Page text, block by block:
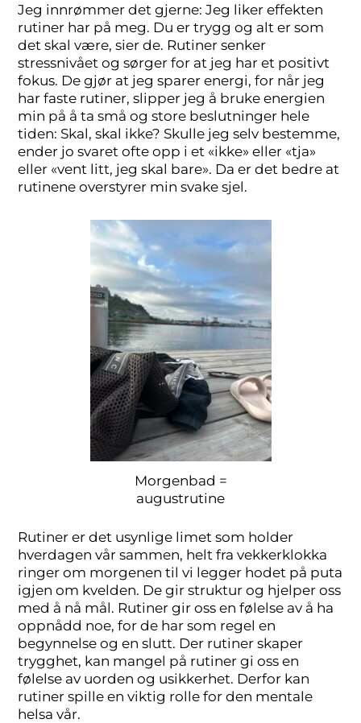
Jeg innrømmer det gjerne: Jeg liker effekten
rutiner har på meg. Du er trygg og alt er som
det skal være, sier de. Rutiner senker
stressnivået og sørger for at jeg har et positivt
fokus. De gjør at jeg sparer energi, for når jeg
har faste rutiner, slipper jeg å bruke energien
min på å ta små og store beslutninger hele
tiden: Skal, skal ikke? Skulle jeg selv bestemme,
ender jo svaret ofte opp i et «ikke» eller «tja»
eller «vent litt, jeg skal bare». Da er det bedre at
rutinene overstyrer min svake sjel.
Morgenbad =
augustrutine
Rutiner er det usynlige limet som holder
hverdagen vår sammen, helt fra vekkerklokka
ringer om morgenen til vi legger hodet på puta
igjen om kvelden. De gir struktur og hjelper oss
med å nå mål. Rutiner gir oss en følelse av å ha
oppnådd noe, for de har som regel en
begynnelse og en slutt. Der rutiner skaper
trygghet, kan mangel på rutiner gi oss en
følelse av uorden og usikkerhet. Derfor kan
rutiner spille en viktig rolle for den mentale
helsa vår.